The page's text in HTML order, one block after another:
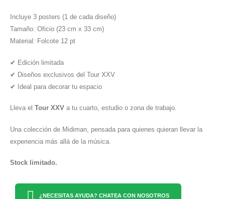
Incluye 3 posters (1 de cada diseño)
Tamaño: Oficio (23 cm x 33 cm)
Material: Folcote 12 pt
✔ Edición limitada
✔ Diseños exclusivos del Tour XXV
✔ Ideal para decorar tu espacio
Lleva el Tour XXV a tu cuarto, estudio o zona de trabajo.
Una colección de Midiman, pensada para quienes quieran llevar la
experiencia más allá de la música.
Stock limitado.
¿NECESITAS AYUDA? CHATEA CON NOSOTROS